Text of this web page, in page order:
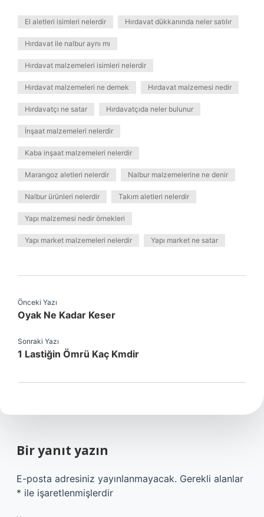
El aletleri isimleri nelerdir Hırdavat dükkanında neler satılır
Hırdavat ile nalbur aynı mı
Hırdavat malzemeleri isimleri nelerdir
Hırdavat malzemeleri ne demek Hırdavat malzemesi nedir
Hırdavatçı ne satar Hırdavatçıda neler bulunur
İnşaat malzemeleri nelerdir
Kaba inşaat malzemeleri nelerdir
Marangoz aletleri nelerdir Nalbur malzemelerine ne denir
Nalbur ürünleri nelerdir Takım aletleri nelerdir
Yapı malzemesi nedir örnekleri
Yapı market malzemeleri nelerdir Yapı market ne satar
Önceki Yazı
Oyak Ne Kadar Keser
Sonraki Yazı
1 Lastiğin Ömrü Kaç Kmdir
Bir yanıt yazın
E-posta adresiniz yayınlanmayacak. Gerekli alanlar
* ile işaretlenmişlerdir